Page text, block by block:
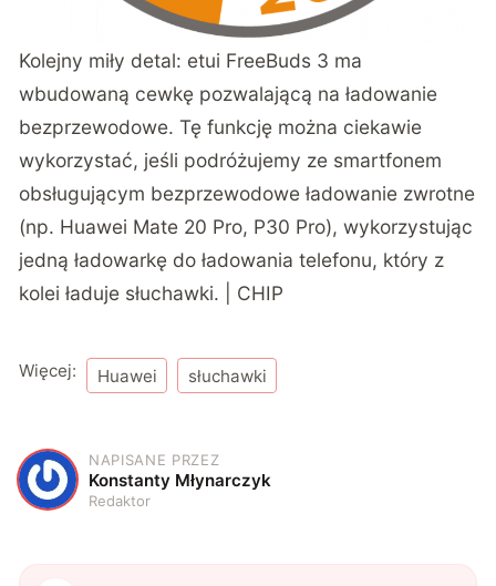
Kolejny miły detal: etui FreeBuds 3 ma
wbudowaną cewkę pozwalającą na ładowanie
bezprzewodowe. Tę funkcję można ciekawie
wykorzystać, jeśli podróżujemy ze smartfonem
obsługującym bezprzewodowe ładowanie zwrotne
(np. Huawei Mate 20 Pro, P30 Pro), wykorzystując
jedną ładowarkę do ładowania telefonu, który z
kolei ładuje słuchawki. | CHIP
Więcej: Huawei słuchawki
K
NAPISANE PRZEZ
Konstanty Młynarczyk
Redaktor